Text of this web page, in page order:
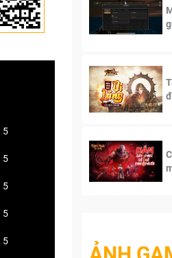
5
5
5
5
5